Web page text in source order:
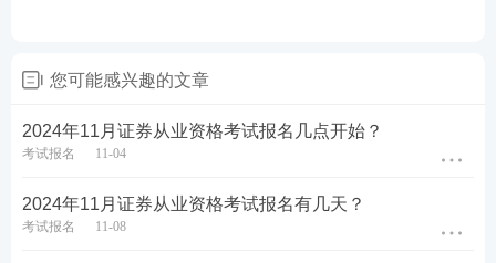
在单位具备证券从业考试报考资质。如果不确定自己
员。
黑龙江2024年11月证券从业专场考试报名流程
您可能感兴趣的文章
2024年11月证券从业资格考试报名几点开始？
考试报名 11-04
2024年11月证券从业资格考试报名有几天？
考试报名 11-08